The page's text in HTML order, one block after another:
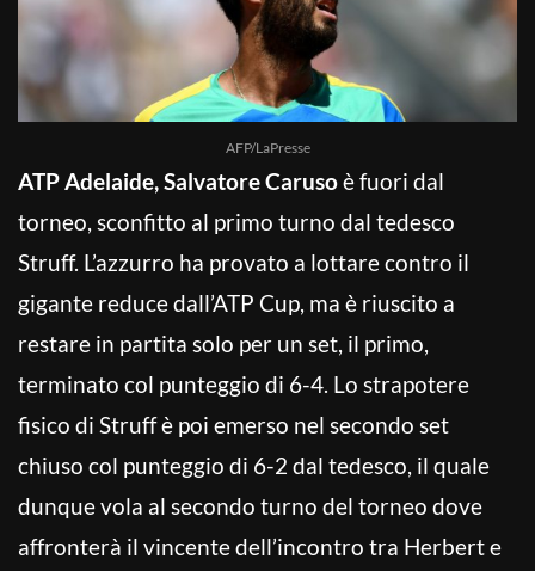
AFP/LaPresse
ATP Adelaide, Salvatore Carusoè fuori dal
torneo, sconfitto al primo turno dal tedesco
Struff. L’azzurro ha provato a lottare contro il
gigante reduce dall’ATP Cup, ma è riuscito a
restare in partita solo per un set, il primo,
terminato col punteggio di 6-4. Lo strapotere
fisico di Struff è poi emerso nel secondo set
chiuso col punteggio di 6-2 dal tedesco, il quale
dunque vola al secondo turno del torneo dove
affronterà il vincente dell’incontro tra Herbert e